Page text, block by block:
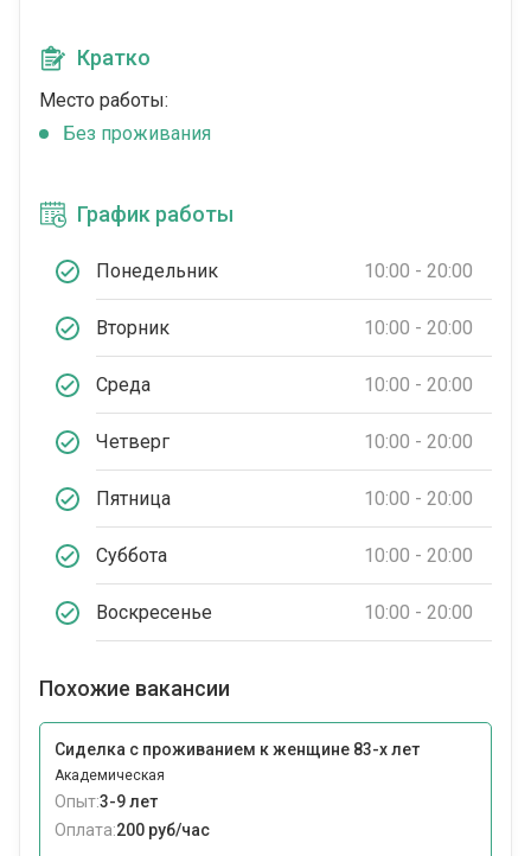
Кратко
Место работы:
Без проживания
График работы
Понедельник 10:00 - 20:00
Вторник 10:00 - 20:00
Среда 10:00 - 20:00
Четверг 10:00 - 20:00
Пятница 10:00 - 20:00
Суббота 10:00 - 20:00
Воскресенье 10:00 - 20:00
Похожие вакансии
Сиделка с проживанием к женщине 83-х лет
Академическая
Опыт:3-9 лет
Оплата:200 руб/час